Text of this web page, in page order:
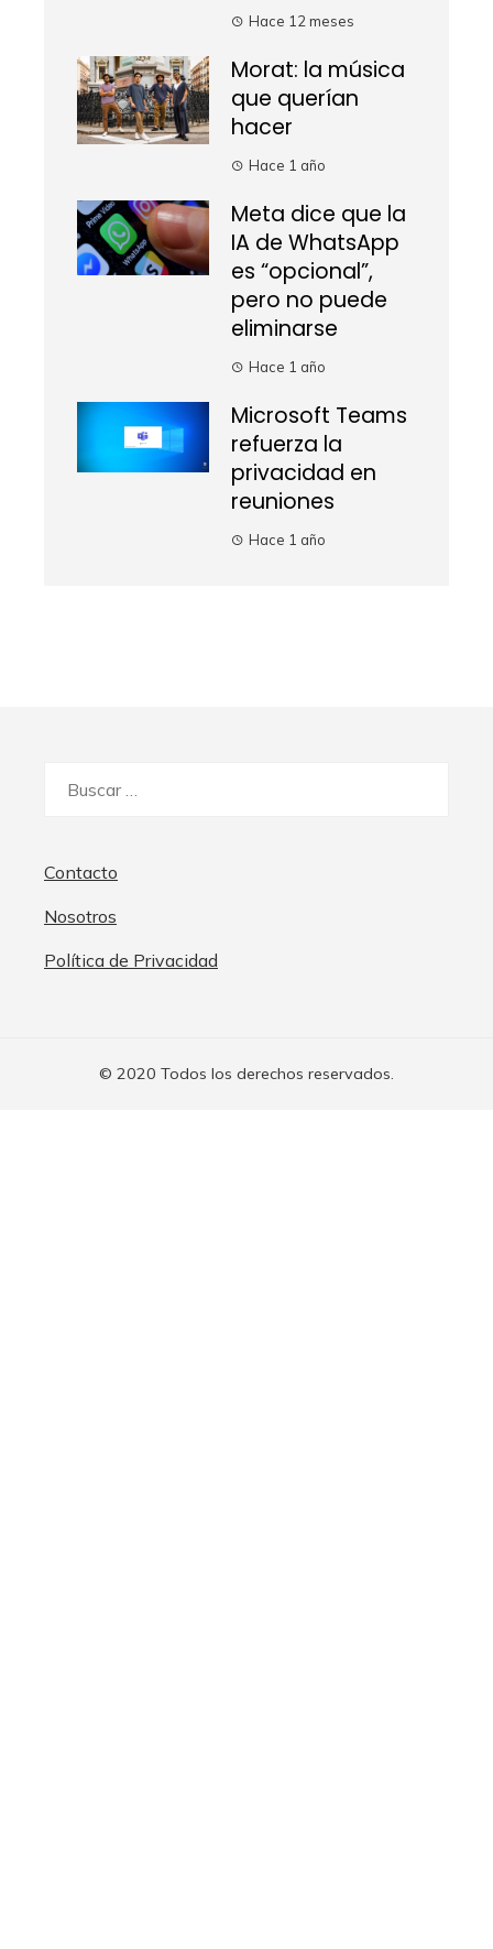
Hace 12 meses
Morat: la música
que querían
hacer
Hace 1 año
Meta dice que la
IA de WhatsApp
es “opcional”,
pero no puede
eliminarse
Hace 1 año
Microsoft Teams
refuerza la
privacidad en
reuniones
Hace 1 año
Contacto
Nosotros
Política de Privacidad
© 2020 Todos los derechos reservados.